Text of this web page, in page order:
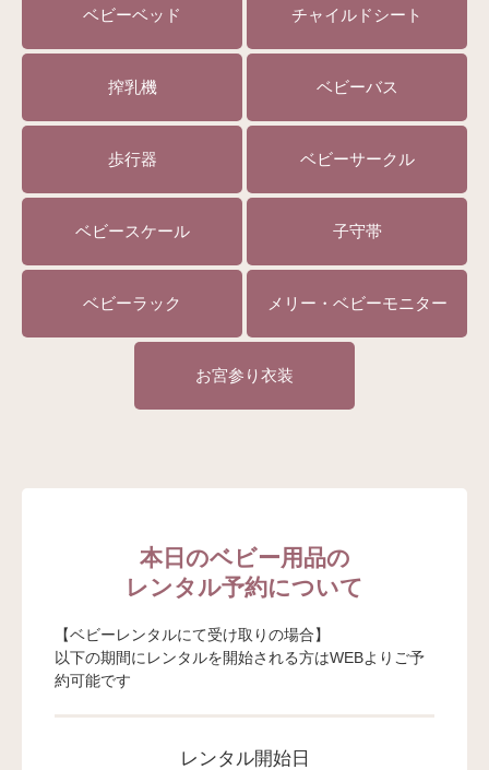
ベビーベッド チャイルドシート
搾乳機 ベビーバス
歩行器 ベビーサークル
ベビースケール 子守帯
ベビーラック メリー・ベビーモニター
お宮参り衣装
本日のベビー用品の
レンタル予約について
【ベビーレンタルにて受け取りの場合】
以下の期間にレンタルを開始される方はWEBよりご予
約可能です
レンタル開始日